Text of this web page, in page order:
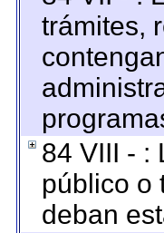
trámites,
84 VIII - :
público o
deban